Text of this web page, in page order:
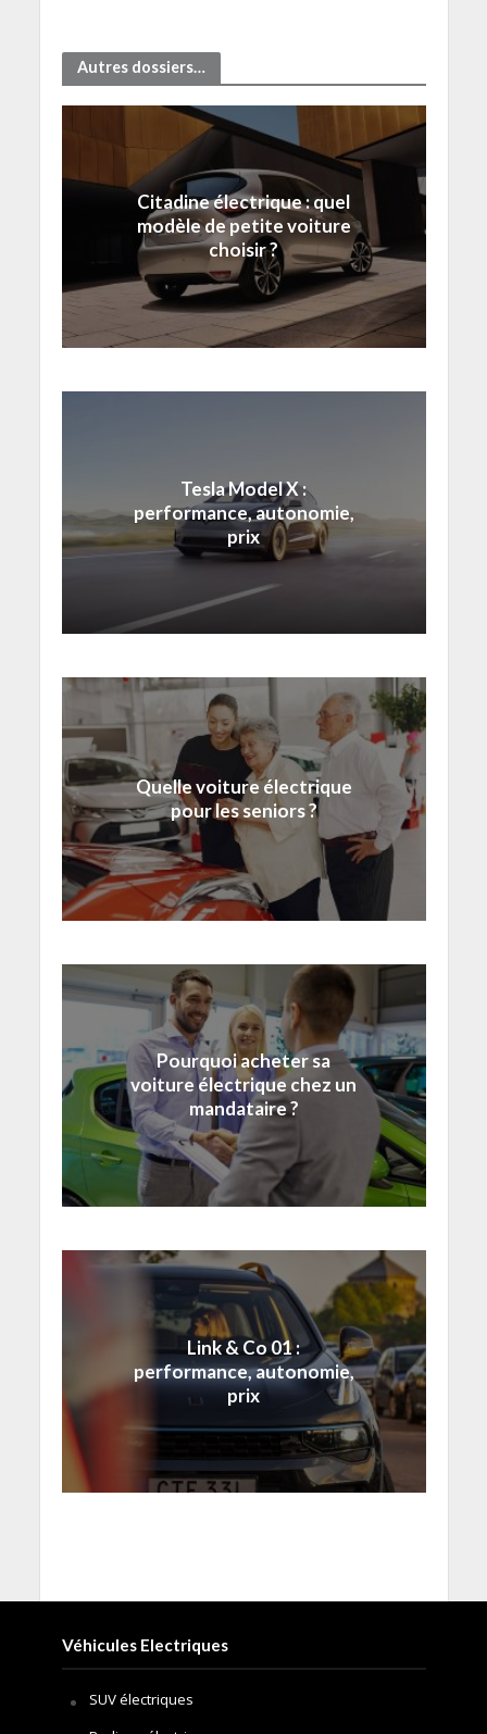
Autres dossiers…
Citadine électrique : quel
modèle de petite voiture
choisir ?
Tesla Model X :
performance, autonomie,
prix
Quelle voiture électrique
pour les seniors ?
Pourquoi acheter sa
voiture électrique chez un
mandataire ?
Link & Co 01 :
performance, autonomie,
prix
Véhicules Electriques
SUV électriques